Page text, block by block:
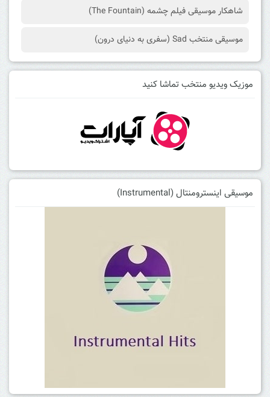
شاهکار موسیقی فیلم چشمه (The Fountain)
موسیقی منتخب Sad (سفری به دنیای درون)
موزیک ویدیو منتخب تماشا کنید
موسیقی اینسترومنتال (Instrumental)